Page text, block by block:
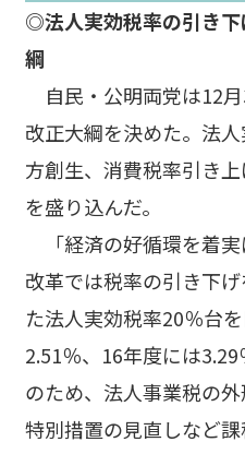
◎法人実効税率の引き
綱
自民・公明両党は12
改正大綱を決めた。法
方創生、消費税率引き
を盛り込んだ。
「経済の好循環を着
改革では税率の引き下
た法人実効税率20％台
2.51％、16年度には
のため、法人事業税の
特別措置の見直しなど